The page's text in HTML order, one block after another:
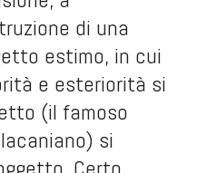
di una
estimo, in cui
e esteriorità si
(il famoso
si